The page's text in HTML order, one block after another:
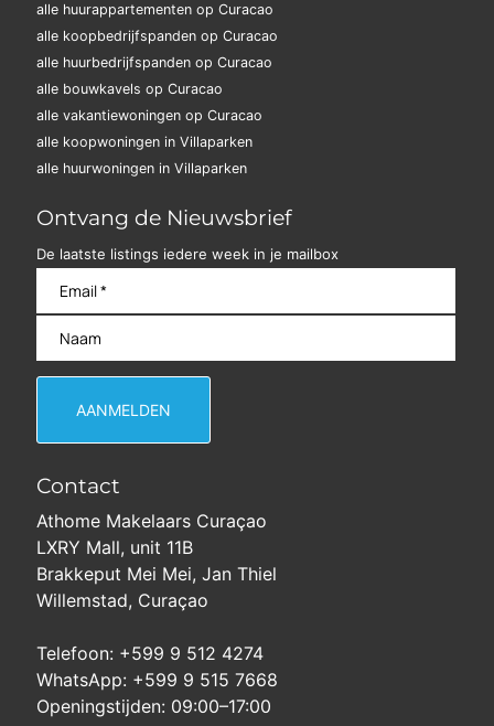
alle huurappartementen op Curacao
alle koopbedrijfspanden op Curacao
alle huurbedrijfspanden op Curacao
alle bouwkavels op Curacao
alle vakantiewoningen op Curacao
alle koopwoningen in Villaparken
alle huurwoningen in Villaparken
Ontvang de Nieuwsbrief
De laatste listings iedere week in je mailbox
Contact
Athome Makelaars Curaçao
LXRY Mall, unit 11B
Brakkeput Mei Mei, Jan Thiel
Willemstad, Curaçao
Telefoon: +599 9 512 4274
WhatsApp: +599 9 515 7668
Openingstijden: 09:00–17:00